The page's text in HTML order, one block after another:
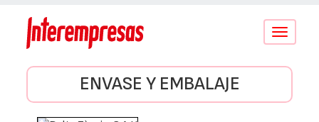
Conmutar
ENVASE Y EMBALAJE